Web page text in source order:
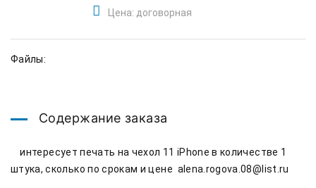
Цена: договорная
Файлы:
Содержание заказа
    интересует печать на чехол 11 iPhone в количестве 1
штука, сколько по срокам и цене  alena.rogova.08@list.ru